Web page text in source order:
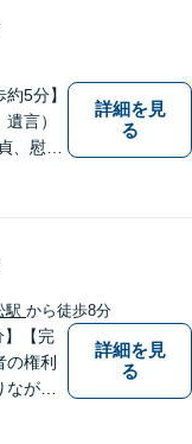
は無
相談
5分】
言）
、慰謝
をご提
詳細を見
る
駅 から徒歩8分
】【完
の権利
なが
詳細を見
る